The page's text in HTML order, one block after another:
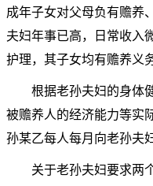
成年子女对父母负有赡养
夫妇年事已高，日常收入
护理，其子女均有赡养义务
根据老孙夫妇的身体健
被赡养人的经济能力等实
孙某乙每人每月向老孙夫
关于老孙夫妇要求两个